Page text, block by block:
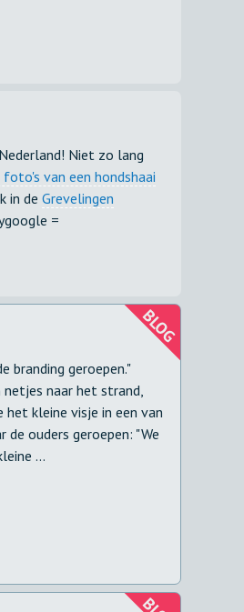
Niet zo lang
van een hondshaai
in de Grevelingen
=
branding geroepen."
netjes naar het strand,
het kleine visje in een van
ouders geroepen: "We
...